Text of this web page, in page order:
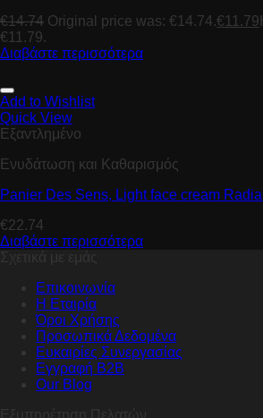
€14.74 Original price was: €14.74.€11.79
€11.79.
Διαβάστε περισσότερα
Add to Wishlist
Quick View
Εξαντλημένο
Ενυδάτωση και Καθαρισμός
Panier Des Sens, Light face cream
€22.74
Διαβάστε περισσότερα
Σχετικά με εμάς
Επικοινωνία
Η Εταιρία
Όροι Χρήσης
Προσωπικά Δεδομένα
Ευκαιρίες Συνεργασίας
Εγγραφή B2B
Our Blog